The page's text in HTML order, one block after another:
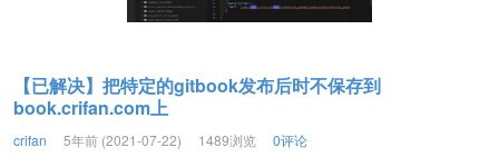
【已解决】把特定的gitbook发布后时不保存到
book.crifan.com上
crifan 5年前 (2021-07-22) 1489浏览 0评论